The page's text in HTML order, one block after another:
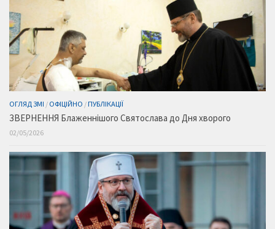
ОГЛЯД ЗМІ / ОФІЦІЙНО /ПУБЛІКАЦІЇ
ЗВЕРНЕННЯ Блаженнішого Святослава до Дня хворого
02/05/2026